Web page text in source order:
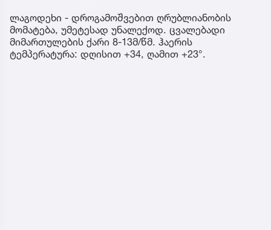
ლაგოდეხი - დროგამოშვებით ღრუბლიანობის
მომატება, უმეტესად უნალექოდ. ცვალებადი
მიმართულების ქარი 8-13მ/წმ. ჰაერის
ტემპერატურა: დღისით +34, ღამით +23°.